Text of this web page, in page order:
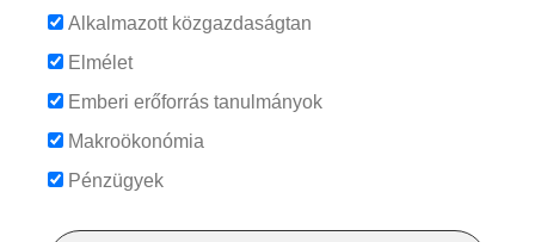
Alkalmazott közgazdaságtan
Elmélet
Emberi erőforrás tanulmányok
Makroökonómia
Pénzügyek